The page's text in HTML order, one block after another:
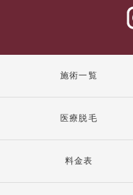
施術一覧
医療脱毛
料金表